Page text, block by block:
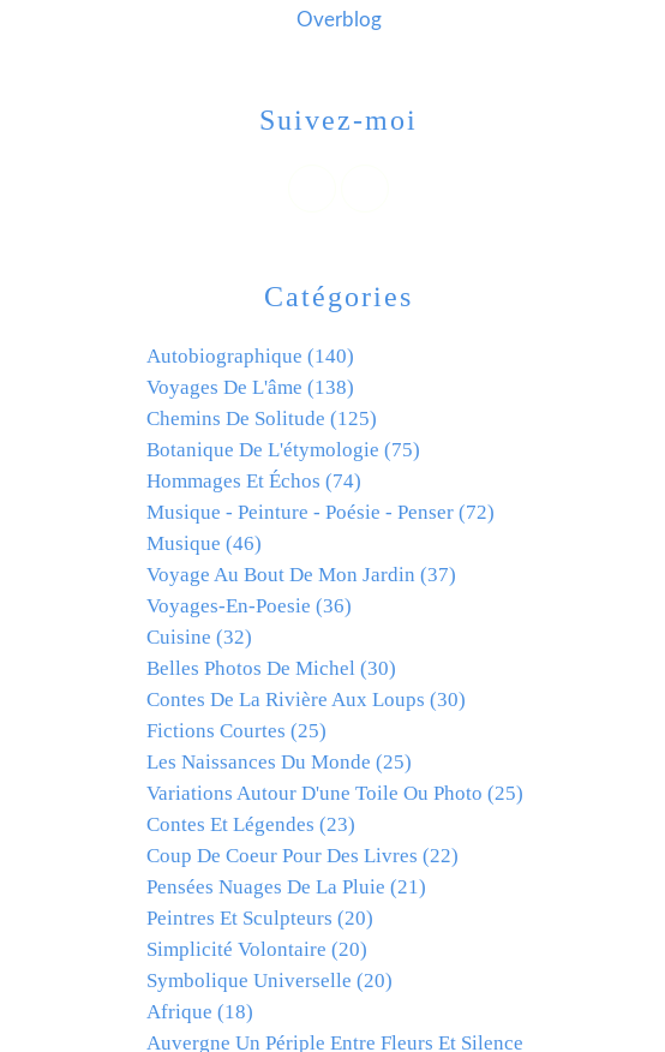
Catégories
Autobiographique (140)
Voyages De L'âme (138)
Chemins De Solitude (125)
Botanique De L'étymologie (75)
Hommages Et Échos (74)
Musique - Peinture - Poésie - Penser (72)
Musique (46)
Voyage Au Bout De Mon Jardin (37)
Voyages-En-Poesie (36)
Cuisine (32)
Belles Photos De Michel (30)
Contes De La Rivière Aux Loups (30)
Fictions Courtes (25)
Les Naissances Du Monde (25)
Variations Autour D'une Toile Ou Photo (25)
Contes Et Légendes (23)
Coup De Coeur Pour Des Livres (22)
Pensées Nuages De La Pluie (21)
Peintres Et Sculpteurs (20)
Simplicité Volontaire (20)
Symbolique Universelle (20)
Afrique (18)
Auvergne Un Périple Entre Fleurs Et Silence
Overblog
Suivez-moi